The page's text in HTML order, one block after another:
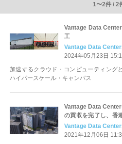
1〜2件 / 2
Vantage Data
工
Vantage Data
2024年05月23日
加速するクラウド・コンピューティング
ハイパースケール・キャンパス
Vantage Data
の買収を完了し、香
トインクラスのハイ
プラットフォームを提
Vantage Data
2021年12月06日